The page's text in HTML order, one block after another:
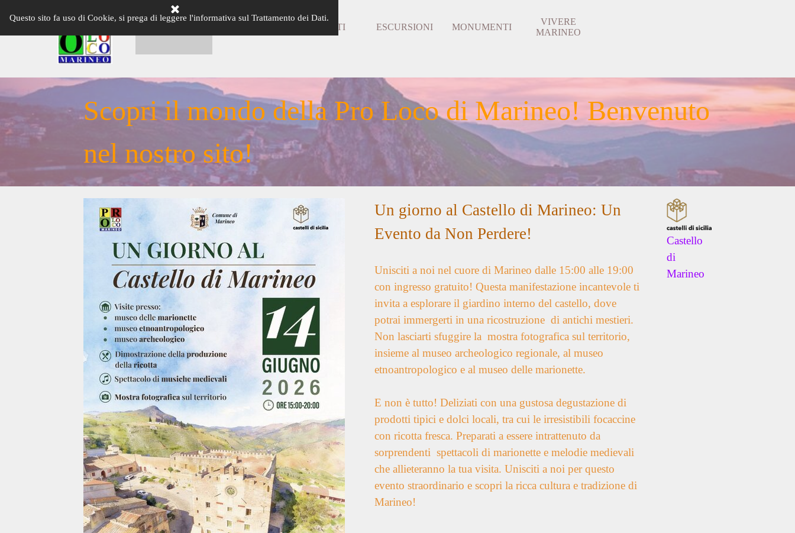
Questo sito fa uso di Cookie, si prega di leggere l'informativa sul Trattamento dei Dati.
EVENTI ▼
ESCURSIONI ▼
MONUMENTI ▼
VIVERE
MARINEO
Scopri il mondo della Pro Loco di Marineo! Benvenuto
nel nostro sito!
Un giorno al Castello di Marineo: Un
Evento da Non Perdere!
Unisciti a noi nel cuore di Marineo dalle 15:00 alle 19:00
con ingresso gratuito! Questa manifestazione incantevole ti
invita a esplorare il giardino interno del castello, dove
potrai immergerti in una ricostruzione di antichi mestieri.
Non lasciarti sfuggire la mostra fotografica sul territorio,
insieme al museo archeologico regionale, al museo
etnoantropologico e al museo delle marionette.
E non è tutto! Deliziati con una gustosa degustazione di
prodotti tipici e dolci locali, tra cui le irresistibili focaccine
con ricotta fresca. Preparati a essere intrattenuto da
sorprendenti spettacoli di marionette e melodie medievali
che allieteranno la tua visita. Unisciti a noi per questo
evento straordinario e scopri la ricca cultura e tradizione di
Marineo!
Castello
di
Marineo